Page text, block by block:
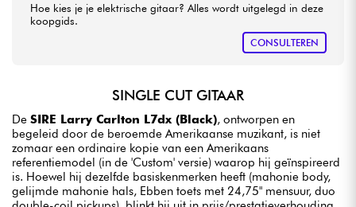
Hoe kies je je elektrische gitaar? Alles wordt uitgelegd in deze
koopgids.
CONSULTEREN
SINGLE CUT GITAAR
De SIRE Larry Carlton L7dx (Black), ontworpen en
begeleid door de beroemde Amerikaanse muzikant, is niet
zomaar een ordinaire kopie van een Amerikaans
referentiemodel (in de 'Custom' versie) waarop hij geïnspireerd
is. Hoewel hij dezelfde basiskenmerken heeft (mahonie body,
gelijmde mahonie hals, Ebben toets met 24,75" mensuur, duo